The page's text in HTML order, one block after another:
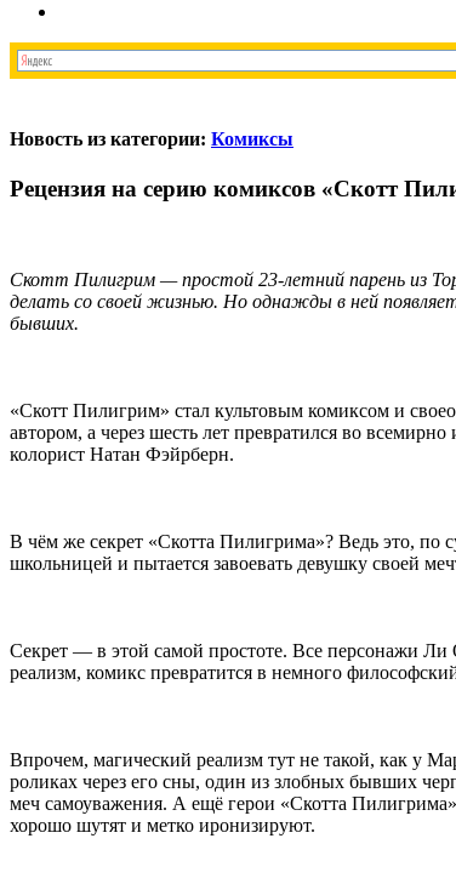
Новость из категории: Комиксы
Рецензия на серию комиксов «Скотт
Скотт Пилигрим — простой 23-летний парень из
делать со своей жизнью. Но однажды в ней
бывших.
«Скотт Пилигрим» стал культовым комиксом и
автором, а через шесть лет превратился во
колорист Натан Фэйрберн.
В чём же секрет «Скотта Пилигрима»? Ведь это, по
школьницей и пытается завоевать девушку своей
Секрет — в этой самой простоте. Все персонажи Ли
реализм, комикс превратится в немного
Впрочем, магический реализм тут не такой, как у
роликах через его сны, один из злобных бывших
меч самоуважения. А ещё герои «Скотта
хорошо шутят и метко иронизируют.